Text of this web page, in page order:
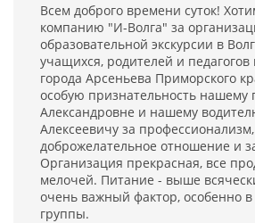
Всем доброго времени суток!
компанию "И-Волга" за
образовательной экскурсии в
учащихся, родителей и
города Арсеньева Приморского
особую признательность нашему
Александровне и нашему
Алексеевичу за
доброжелательное отношение и
Организация прекрасная, все
мелочей. Питание - выше
очень важный фактор, особенно в
группы.